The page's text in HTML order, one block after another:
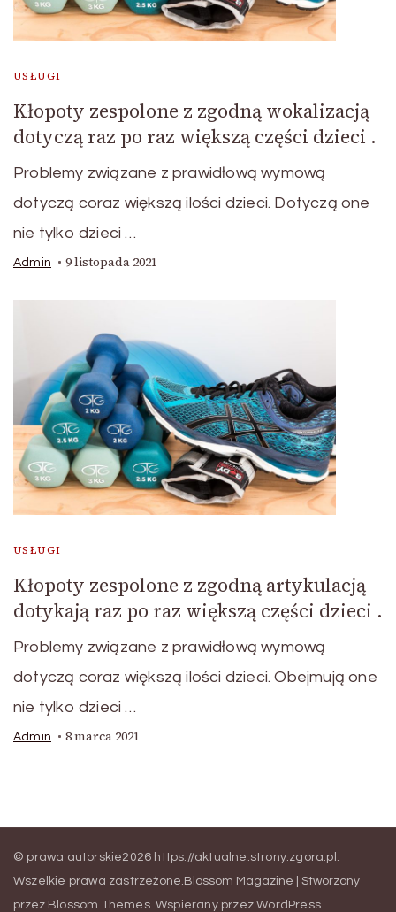
USŁUGI
Kłopoty zespolone z zgodną wokalizacją
dotyczą raz po raz większą części dzieci .
Problemy związane z prawidłową wymową
dotyczą coraz większą ilości dzieci. Dotyczą one
nie tylko dzieci …
Admin 9 listopada 2021
USŁUGI
Kłopoty zespolone z zgodną artykulacją
dotykają raz po raz większą części dzieci .
Problemy związane z prawidłową wymową
dotyczą coraz większą ilości dzieci. Obejmują one
nie tylko dzieci …
Admin 8 marca 2021
© prawa autorskie2026 https://aktualne.strony.zgora.pl .
Wszelkie prawa zastrzeżone. Blossom Magazine | Stworzony
przez Blossom Themes. Wspierany przezWordPress.